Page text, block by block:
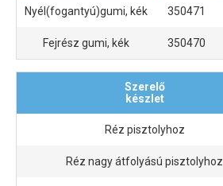
Nyél(fogantyú)gumi, kék 350471
Fejrész gumi, kék 350470
Szerelő
készlet
Réz pisztolyhoz
Réz nagy átfolyású pisztolyhoz